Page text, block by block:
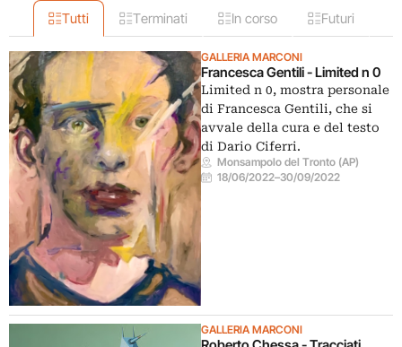
Tutti Terminati In corso Futuri
GALLERIA MARCONI
Francesca Gentili - Limited n 0
Limited n 0, mostra personale
di Francesca Gentili, che si
avvale della cura e del testo
di Dario Ciferri.
Monsampolo del Tronto (AP)
18/06/2022–30/09/2022
GALLERIA MARCONI